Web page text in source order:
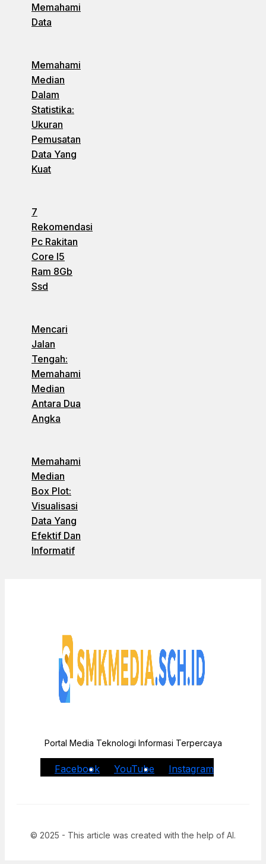
Memahami
Data
Memahami
Median
Dalam
Statistika:
Ukuran
Pemusatan
Data Yang
Kuat
7
Rekomendasi
Pc Rakitan
Core I5
Ram 8Gb
Ssd
Mencari
Jalan
Tengah:
Memahami
Median
Antara Dua
Angka
Memahami
Median
Box Plot:
Visualisasi
Data Yang
Efektif Dan
Informatif
Portal Media Teknologi Informasi Terpercaya
Facebook YouTube Instagram
© 2025 - This article was created with the help of AI.